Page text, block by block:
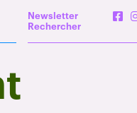
Newsletter
Rechercher